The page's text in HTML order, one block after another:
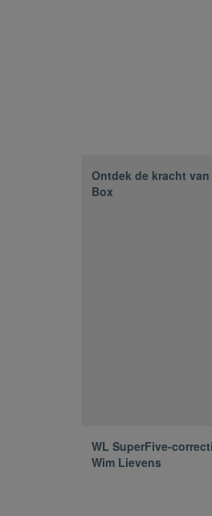
Ontdek de kracht
Box
WL SuperFive-
Wim Lievens